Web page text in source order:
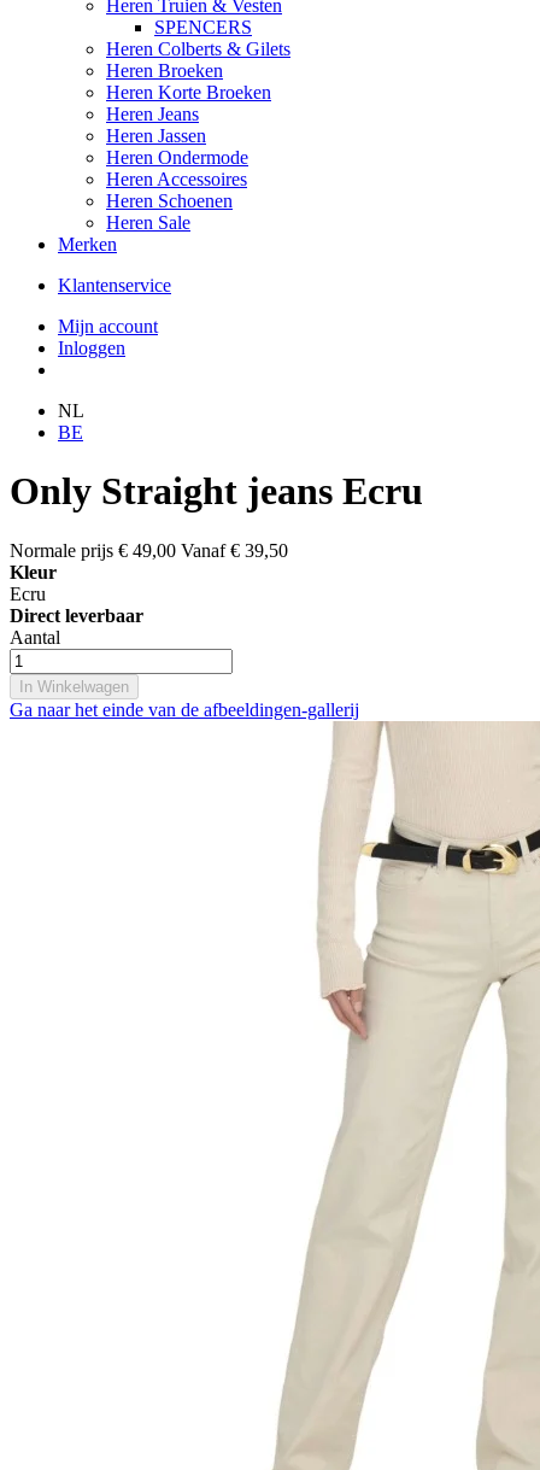
Heren Truien & Vesten
SPENCERS
Heren Colberts & Gilets
Heren Broeken
Heren Korte Broeken
Heren Jeans
Heren Jassen
Heren Ondermode
Heren Accessoires
Heren Schoenen
Heren Sale
Merken
Klantenservice
Mijn account
Inloggen
NL
BE
Only Straight jeans Ecru
Normale prijs € 49,00 Vanaf € 39,50
Kleur
Ecru
Direct leverbaar
Aantal
In Winkelwagen
Ga naar het einde van de afbeeldingen-gallerij